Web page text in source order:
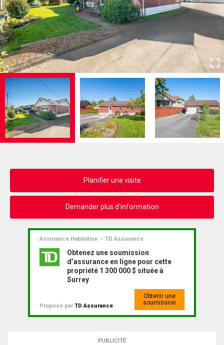
Planifier une visite
Demander plus d'information
Assurance Habitation – TD Assurance
Obtenez une soumission
d’assurance en ligne pour cette
propriété 1 300 000 $ située à
Surrey
Proposé parTD Assurance
Obtenir une
soumission
PUBLICITÉ